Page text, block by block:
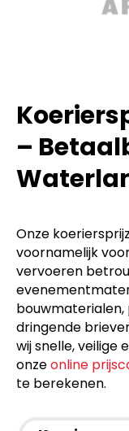
–
Onze
voornamelijk
vervoeren
dringende
wij snelle, veilige
onzeonline
te berekenen.